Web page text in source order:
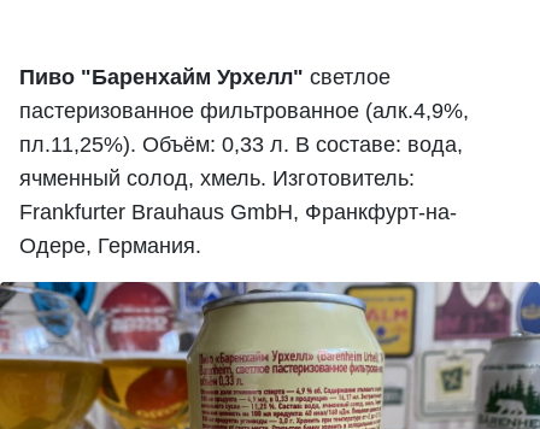
Пиво "Баренхайм Урхелл" светлое
пастеризованное фильтрованное (алк.4,9%,
пл.11,25%). Объём: 0,33 л. В составе: вода,
ячменный солод, хмель. Изготовитель:
Frankfurter Brauhaus GmbH, Франкфурт-на-
Одере, Германия.